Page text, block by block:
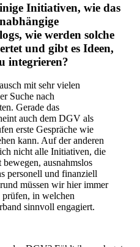
Initiativen, wie das
wie werden solche
und gibt es Ideen,
integrieren?
mit sehr vielen
Suche nach
Gerade das
auch dem DGV als
erste Gespräche wie
kann. Auf der anderen
nicht alle Initiativen, die
ausnahmslos
personell und finanziell
müssen wir hier immer
prüfen, in welchen
sinnvoll engagiert.